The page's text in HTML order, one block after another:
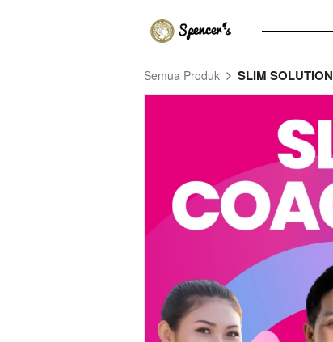
Semua Produk SLIM SOLUTION